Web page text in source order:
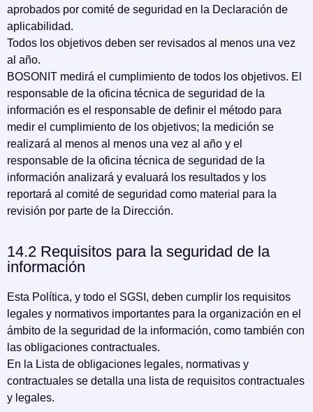
aprobados por comité de seguridad en la Declaración de
aplicabilidad.
Todos los objetivos deben ser revisados al menos una vez
al año.
BOSONIT medirá el cumplimiento de todos los objetivos. El
responsable de la oficina técnica de seguridad de la
información es el responsable de definir el método para
medir el cumplimiento de los objetivos; la medición se
realizará al menos al menos una vez al año y el
responsable de la oficina técnica de seguridad de la
información analizará y evaluará los resultados y los
reportará al comité de seguridad como material para la
revisión por parte de la Dirección.
14.2 Requisitos para la seguridad de la
información
Esta Política, y todo el SGSI, deben cumplir los requisitos
legales y normativos importantes para la organización en el
ámbito de la seguridad de la información, como también con
las obligaciones contractuales.
En la Lista de obligaciones legales, normativas y
contractuales se detalla una lista de requisitos contractuales
y legales.